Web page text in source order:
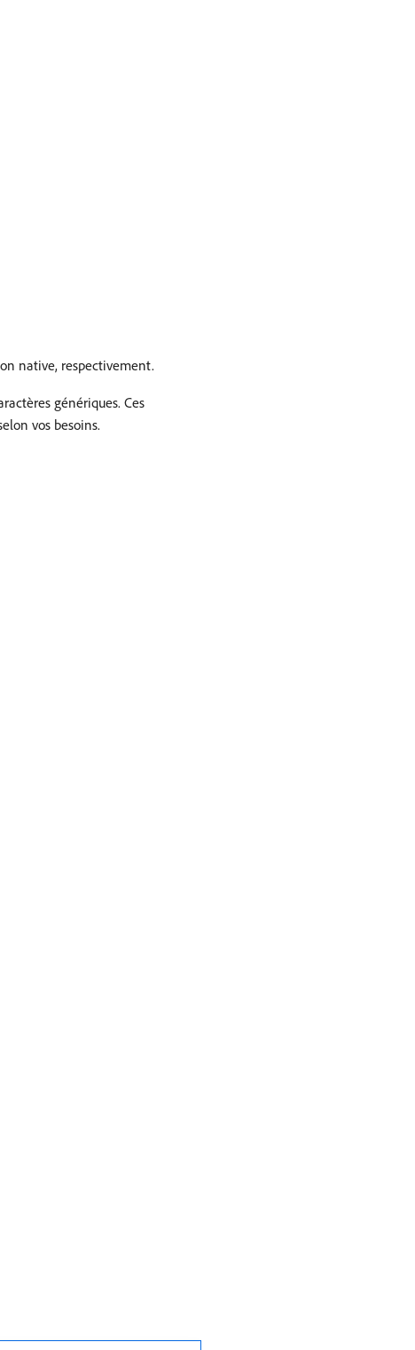
native, respectivement.
génériques. Ces
vos besoins.